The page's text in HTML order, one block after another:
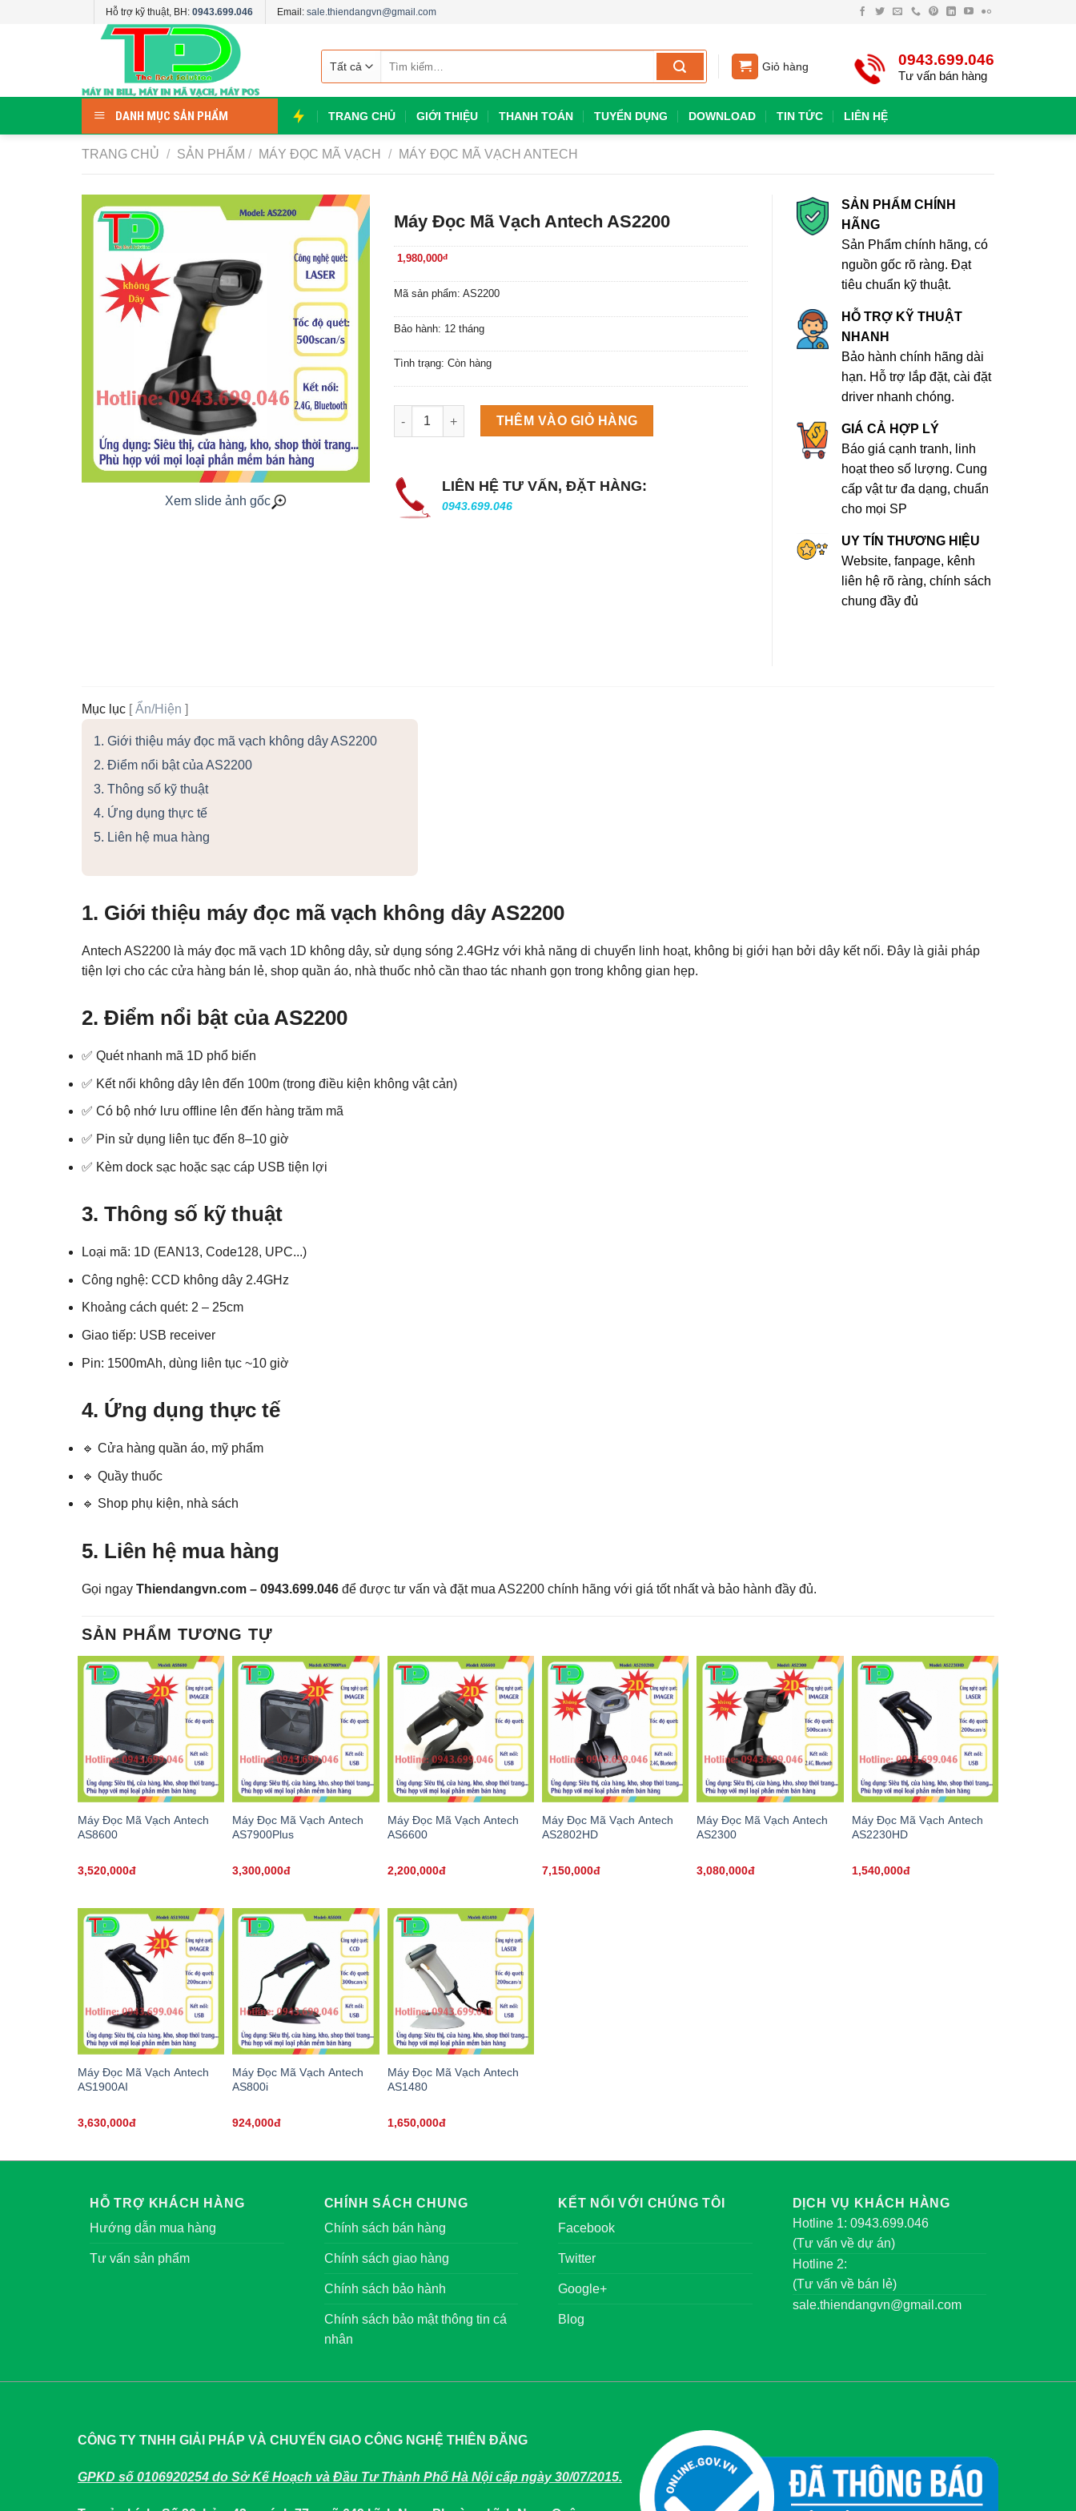
Hỗ trợ kỹ thuật, BH: 0943.699.046 Email: sale.thiendangvn@gmail.com
kiếm:
Giỏ hàng 0943.699.046
Tư vấn bán hàng
DANH MỤC SẢN PHẨM TRANG CHỦ GIỚI THIỆU THANH TOÁN TUYỂN DỤNG DOWNLOAD TIN TỨC LIÊN HỆ
TRANG CHỦ / SẢN PHẨM / MÁY ĐỌC MÃ VẠCH / MÁY ĐỌC MÃ VẠCH ANTECH
Xem slide ảnh gốc
Máy Đọc Mã Vạch Antech AS2200
1,980,000đ
Mã sản phẩm: AS2200
Bảo hành: 12 tháng
Tình trạng: Còn hàng
Máy làm đá viên Scotsman NW458AS số lượng
THÊM VÀO GIỎ HÀNG
LIÊN HỆ TƯ VẤN, ĐẶT HÀNG:
0943.699.046
SẢN PHẨM CHÍNH
HÃNG
Sản Phẩm chính hãng, có
nguồn gốc rõ ràng. Đạt
tiêu chuẩn kỹ thuật.
HỖ TRỢ KỸ THUẬT
NHANH
Bảo hành chính hãng dài
hạn. Hỗ trợ lắp đặt, cài đặt
driver nhanh chóng.
GIÁ CẢ HỢP LÝ
Báo giá cạnh tranh, linh
hoạt theo số lượng. Cung
cấp vật tư đa dạng, chuẩn
cho mọi SP
UY TÍN THƯƠNG HIỆU
Website, fanpage, kênh
liên hệ rõ ràng, chính sách
chung đầy đủ
Mục lục [Ẩn/Hiện ]
1. Giới thiệu máy đọc mã vạch không dây AS2200
2. Điểm nổi bật của AS2200
3. Thông số kỹ thuật
4. Ứng dụng thực tế
5. Liên hệ mua hàng
1. Giới thiệu máy đọc mã vạch không dây AS2200
Antech AS2200 là máy đọc mã vạch 1D không dây, sử dụng sóng 2.4GHz với khả năng di chuyển linh hoạt, không bị giới hạn bởi dây kết nối. Đây là giải pháp
tiện lợi cho các cửa hàng bán lẻ, shop quần áo, nhà thuốc nhỏ cần thao tác nhanh gọn trong không gian hẹp.
2. Điểm nổi bật của AS2200
✅ Quét nhanh mã 1D phổ biến
✅ Kết nối không dây lên đến 100m (trong điều kiện không vật cản)
✅ Có bộ nhớ lưu offline lên đến hàng trăm mã
✅ Pin sử dụng liên tục đến 8–10 giờ
✅ Kèm dock sạc hoặc sạc cáp USB tiện lợi
3. Thông số kỹ thuật
Loại mã: 1D (EAN13, Code128, UPC...)
Công nghệ: CCD không dây 2.4GHz
Khoảng cách quét: 2 – 25cm
Giao tiếp: USB receiver
Pin: 1500mAh, dùng liên tục ~10 giờ
4. Ứng dụng thực tế
🔹 Cửa hàng quần áo, mỹ phẩm
🔹 Quầy thuốc
🔹 Shop phụ kiện, nhà sách
5. Liên hệ mua hàng
Gọi ngay Thiendangvn.com – 0943.699.046 để được tư vấn và đặt mua AS2200 chính hãng với giá tốt nhất và bảo hành đầy đủ.
SẢN PHẨM TƯƠNG TỰ
Máy Đọc Mã Vạch Antech
AS8600
3,520,000đ
Máy Đọc Mã Vạch Antech
AS7900Plus
3,300,000đ
Máy Đọc Mã Vạch Antech
AS6600
2,200,000đ
Máy Đọc Mã Vạch Antech
AS2802HD
7,150,000đ
Máy Đọc Mã Vạch Antech
AS2300
3,080,000đ
Máy Đọc Mã Vạch Antech
AS2230HD
1,540,000đ
Máy Đọc Mã Vạch Antech
AS1900AI
3,630,000đ
Máy Đọc Mã Vạch Antech
AS800i
924,000đ
Máy Đọc Mã Vạch Antech
AS1480
1,650,000đ
HỖ TRỢ KHÁCH HÀNG
Hướng dẫn mua hàng
Tư vấn sản phẩm
CHÍNH SÁCH CHUNG
Chính sách bán hàng
Chính sách giao hàng
Chính sách bảo hành
Chính sách bảo mật thông tin cá
nhân
KẾT NỐI VỚI CHÚNG TÔI
Facebook
Twitter
Google+
Blog
DỊCH VỤ KHÁCH HÀNG
Hotline 1: 0943.699.046
(Tư vấn về dự án)
Hotline 2:
(Tư vấn về bán lẻ)
sale.thiendangvn@gmail.com
CÔNG TY TNHH GIẢI PHÁP VÀ CHUYỂN GIAO CÔNG NGHỆ THIÊN ĐĂNG
GPKD số 0106920254 do Sở Kế Hoạch và Đầu Tư Thành Phố Hà Nội cấp ngày 30/07/2015.